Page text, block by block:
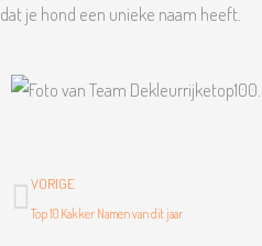
dat je hond een unieke naam heeft.
Vorige
VORIGE
Top 10 Kakker Namen van dit jaar